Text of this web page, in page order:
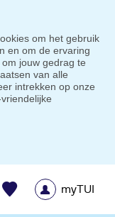
om het gebruik
en om de ervaring
jouw gedrag te
van alle
intrekken op onze
myTUI